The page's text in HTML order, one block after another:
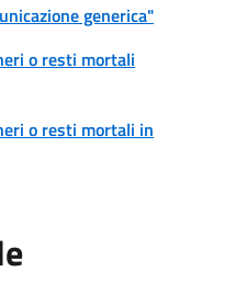
generica"
o resti mortali
o resti mortali in